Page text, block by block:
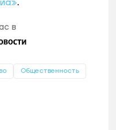
.
в
Общественность